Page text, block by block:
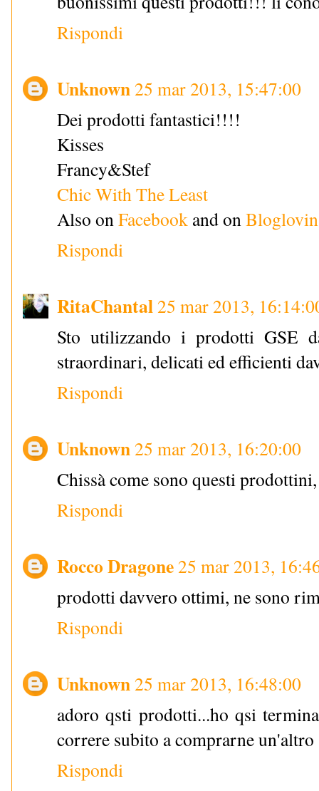
Rispondi
Unknown 25 mar 2013, 15:47:00
Dei prodotti fantastici!!!!
Kisses
Francy&Stef
Chic With The Least
Also on Facebook and on
Rispondi
RitaChantal 25 mar 2013,
Sto utilizzando i prodotti GSE
straordinari, delicati ed efficienti
Rispondi
Unknown 25 mar 2013, 16:20:00
Chissà come sono questi
Rispondi
Rocco Dragone 25 mar 2013,
prodotti davvero ottimi, ne sono
Rispondi
Unknown 25 mar 2013, 16:48:00
adoro qsti prodotti...ho qsi
correre subito a comprarne un'altro
Rispondi